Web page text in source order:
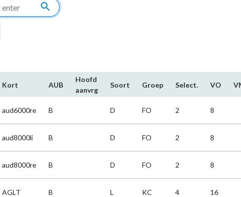
search
Kort AUB
Hoofd​
aanvrg
Soort Groep Select. VO
aud6000re B D FO 2 8
aud8000li B D FO 2 8
aud8000re B D FO 2 8
AGLT B L KC 4 16